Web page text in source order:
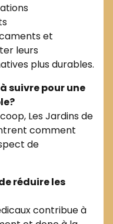
et
leurs
plus durables.
suivre pour une
Les Jardins de
comment
de
réduire les
contribue à